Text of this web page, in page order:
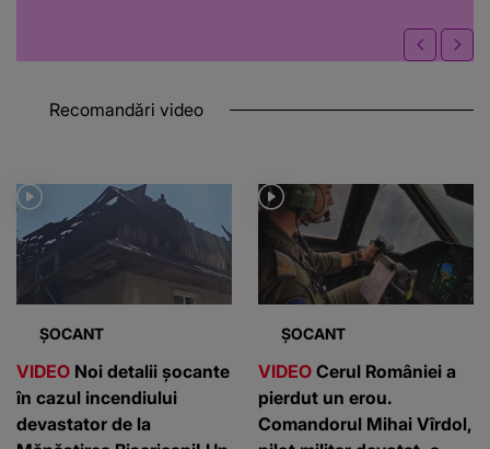
Recomandări video
ȘOCANT
VIDEO Noi detalii șocante
în cazul incendiului
devastator de la
ȘOCANT
VIDEO Cerul României a
pierdut un erou.
Comandorul Mihai Vîrdol,